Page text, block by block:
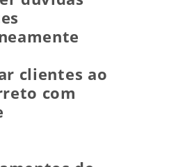
clientes ao
com